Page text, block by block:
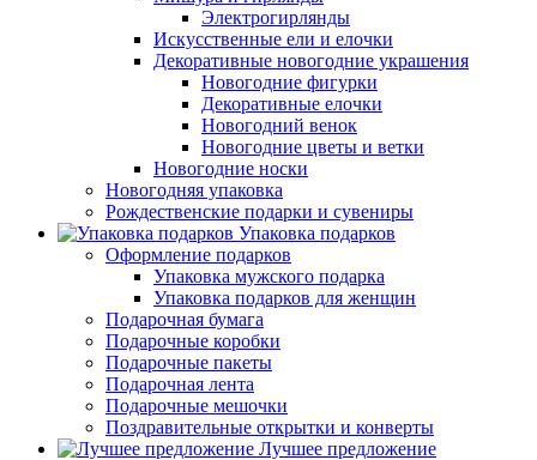
Электрогирлянды
Искусственные ели и елочки
Декоративные новогодние украшения
Новогодние фигурки
Декоративные елочки
Новогодний венок
Новогодние цветы и ветки
Новогодние носки
Новогодняя упаковка
Рождественские подарки и сувениры
Упаковка подарков
Оформление подарков
Упаковка мужского подарка
Упаковка подарков для женщин
Подарочная бумага
Подарочные коробки
Подарочные пакеты
Подарочная лента
Подарочные мешочки
Поздравительные открытки и конверты
Лучшее предложение